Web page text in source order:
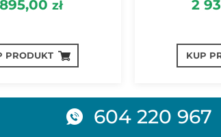
zł
PRODUKT
2
KUP
604 220 967